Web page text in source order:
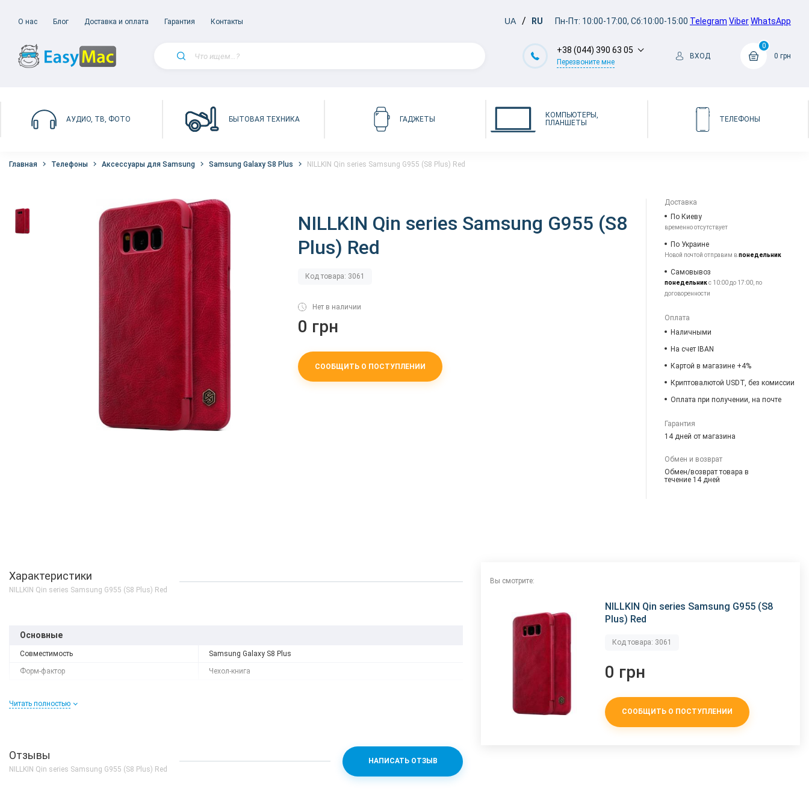
О нас Блог Доставка и оплата Гарантия Контакты UA RU Пн-Пт: 10:00-17:00, Сб:10:00-15:00 Telegram ViberWhatsApp
+38 (044) 390 63 05
Перезвоните мне
ВХОД
0
0 грн
АУДИО, ТВ, ФОТО БЫТОВАЯ ТЕХНИКА ГАДЖЕТЫ
КОМПЬЮТЕРЫ,
ПЛАНШЕТЫ
ТЕЛЕФОНЫ
Главная Телефоны Аксессуары для Samsung Samsung Galaxy S8 Plus NILLKIN Qin series Samsung G955 (S8 Plus) Red
NILLKIN Qin series Samsung G955 (S8
Plus) Red
Код товара: 3061
Нет в наличии
0 грн
СООБЩИТЬ О ПОСТУПЛЕНИИ
Доставка
По Киеву
временно отсутствует
По Украине
Новой почтой отправим впонедельник
Самовывоз
понедельникс 10:00 до 17:00, по
договоренности
Оплата
Наличными
На счет IBAN
Картой в магазине +4%
Криптовалютой USDT, без комиссии
Оплата при получении, на почте
Гарантия
14 дней от магазина
Обмен и возврат
Обмен/возврат товара в
течение 14 дней
Характеристики
NILLKIN Qin series Samsung G955 (S8 Plus) Red
Основные
Совместимость Samsung Galaxy S8 Plus
Форм-фактор Чехол-книга
Читать полностью
Отзывы
NILLKIN Qin series Samsung G955 (S8 Plus) Red
НАПИСАТЬ ОТЗЫВ
Вы смотрите:
NILLKIN Qin series Samsung G955 (S8
Plus) Red
Код товара: 3061
0 грн
СООБЩИТЬ О ПОСТУПЛЕНИИ